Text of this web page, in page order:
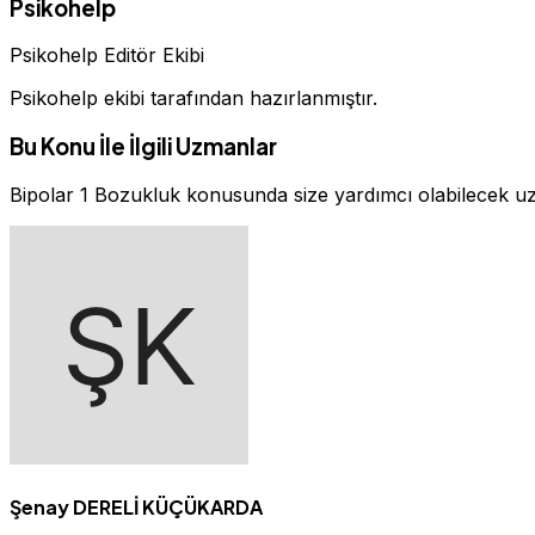
Psikohelp
Psikohelp Editör Ekibi
Psikohelp ekibi tarafından hazırlanmıştır.
Bu Konu İle İlgili Uzmanlar
Bipolar 1 Bozukluk konusunda size yardımcı olabilecek
Şenay DERELİ KÜÇÜKARDA